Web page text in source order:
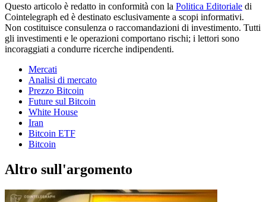
Questo articolo è redatto in conformità con la Politica Editoriale di
Cointelegraph ed è destinato esclusivamente a scopi informativi.
Non costituisce consulenza o raccomandazioni di investimento. Tutti
gli investimenti e le operazioni comportano rischi; i lettori sono
incoraggiati a condurre ricerche indipendenti.
Mercati
Analisi di mercato
Prezzo Bitcoin
Future sul Bitcoin
White House
Iran
Bitcoin ETF
Bitcoin
Altro sull'argomento